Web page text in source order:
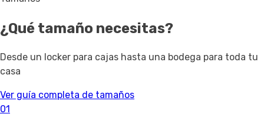
¿Qué tamaño necesitas?
Desde un locker para cajas hasta una bodega para toda tu
casa
Ver guía completa de tamaños
01